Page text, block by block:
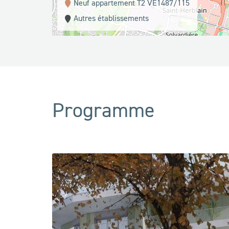
Neuf appartement T2 VE1487/115
Autres établissements
Programme